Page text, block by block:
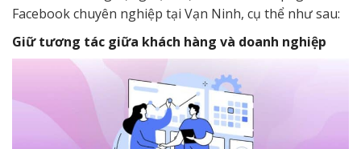
Facebook chuyên nghiệp tại Vạn Ninh, cụ thể như sau:
Giữ tương tác giữa khách hàng và doanh nghiệp